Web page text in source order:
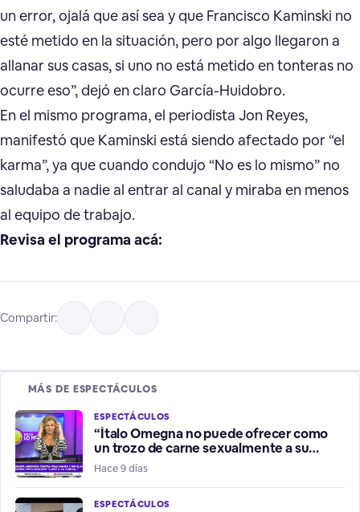
un error, ojalá que así sea y que Francisco Kaminski no
esté metido en la situación, pero por algo llegaron a
allanar sus casas, si uno no está metido en tonteras no
ocurre eso”, dejó en claro García-Huidobro.
En el mismo programa, el periodista Jon Reyes,
manifestó que Kaminski está siendo afectado por “el
karma”, ya que cuando condujo “No es lo mismo” no
saludaba a nadie al entrar al canal y miraba en menos
al equipo de trabajo.
Revisa el programa acá:
Compartir:
MÁS DE ESPECTÁCULOS
ESPECTÁCULOS
“Ítalo Omegna no puede ofrecer como
un trozo de carne sexualmente a su
hermana”
Hace 9 días
ESPECTÁCULOS